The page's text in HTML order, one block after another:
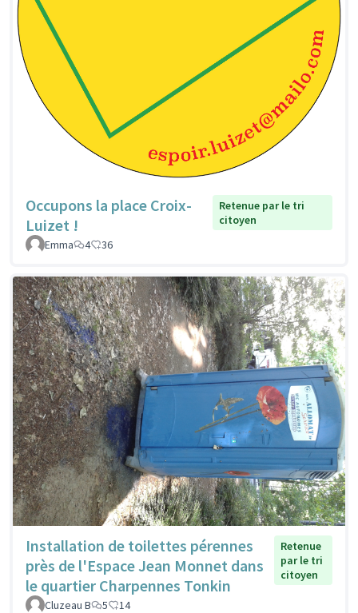
Occupons la place Croix-
Luizet !
Retenue par le tri
citoyen
Emma
4 36
Installation de toilettes pérennes
près de l'Espace Jean Monnet dans
le quartier Charpennes Tonkin
Retenue
par le tri
citoyen
Cluzeau B 5 14